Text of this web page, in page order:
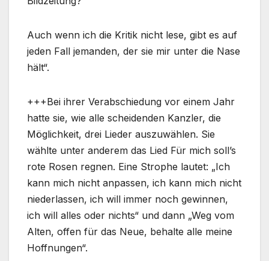
Auch wenn ich die Kritik nicht lese, gibt es auf
jeden Fall jemanden, der sie mir unter die Nase
hält“.
+++Bei ihrer Verabschiedung vor einem Jahr
hatte sie, wie alle scheidenden Kanzler, die
Möglichkeit, drei Lieder auszuwählen. Sie
wählte unter anderem das Lied Für mich soll’s
rote Rosen regnen. Eine Strophe lautet: „Ich
kann mich nicht anpassen, ich kann mich nicht
niederlassen, ich will immer noch gewinnen,
ich will alles oder nichts“ und dann „Weg vom
Alten, offen für das Neue, behalte alle meine
Hoffnungen“.